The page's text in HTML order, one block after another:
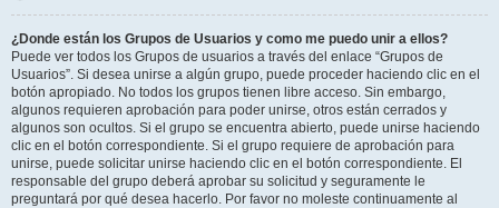
¿Donde están los Grupos de Usuarios y como me puedo unir a ellos?
Puede ver todos los Grupos de usuarios a través del enlace “Grupos de
Usuarios”. Si desea unirse a algún grupo, puede proceder haciendo clic en el
botón apropiado. No todos los grupos tienen libre acceso. Sin embargo,
algunos requieren aprobación para poder unirse, otros están cerrados y
algunos son ocultos. Si el grupo se encuentra abierto, puede unirse haciendo
clic en el botón correspondiente. Si el grupo requiere de aprobación para
unirse, puede solicitar unirse haciendo clic en el botón correspondiente. El
responsable del grupo deberá aprobar su solicitud y seguramente le
preguntará por qué desea hacerlo. Por favor no moleste continuamente al